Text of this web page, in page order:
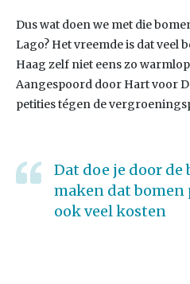
Dus wat doen we met die
Lago? Het vreemde is dat veel
Haag zelf niet eens zo
Aangespoord door Hart voor
petities tégen de
Dat doe je door
maken dat
ook veel kosten